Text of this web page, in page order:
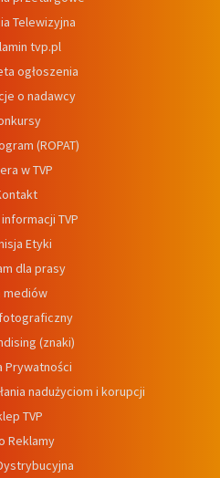
Telewizyjna
tvp.pl
ogłoszenia
o nadawcy
(ROPAT)
w TVP
TVP
Etyki
dla prasy
mediów
(znaki)
Prywatności
nadużyciom i korupcji
TVP
Reklamy